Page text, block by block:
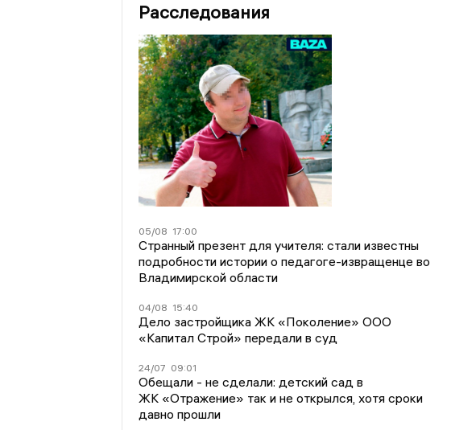
Расследования
05/08 17:00
Странный презент для учителя: стали известны
подробности истории о педагоге-извращенце во
Владимирской области
04/08 15:40
Дело застройщика ЖК «Поколение» ООО
«Капитал Строй» передали в суд
24/07 09:01
Обещали - не сделали: детский сад в
ЖК «Отражение» так и не открылся, хотя сроки
давно прошли